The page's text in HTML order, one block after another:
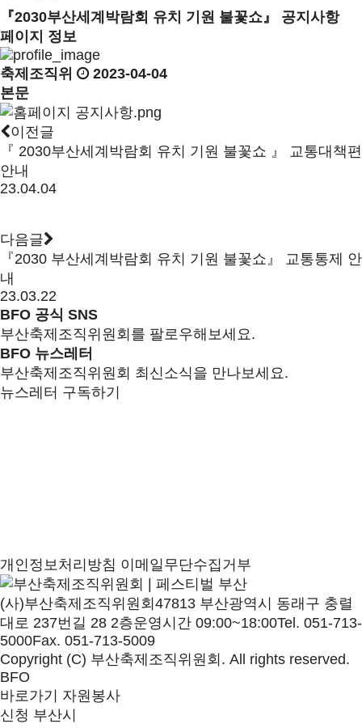
『2030부산세계박람회 유치 기원 불꽃쇼』 공지사항
페이지 정보
축제조직위
2023-04-04
본문
이전글
『 2030부산세계박람회 유치 기원 불꽃쇼 』 교통대책편
안내
23.04.04
다음글
『2030 부산세계박람회 유치 기원 불꽃쇼』 교통통제 안
내
23.03.22
BFO 공식 SNS
부산축제조직위원회를 팔로우해보세요.
BFO 뉴스레터
부산축제조직위원회 최신소식을 만나보세요.
뉴스레터 구독하기
개인정보처리방침 이메일무단수집거부
(사)부산축제조직위원회47813 부산광역시 동래구 충렬
대로 237번길 28 2층운영시간 09:00~18:00Tel. 051-713-
5000Fax. 051-713-5009
Copyright (C) 부산축제조직위원회. All rights reserved.
BFO
바로가기 자원봉사
신청 부산시